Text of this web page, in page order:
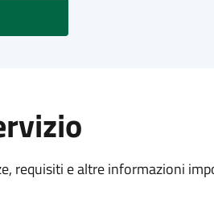
requisiti e altre informazioni